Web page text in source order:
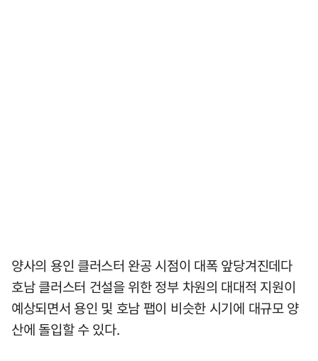
양사의 용인 클러스터 완공 시점이 대폭 앞당겨진데다
호남 클러스터 건설을 위한 정부 차원의 대대적 지원이
예상되면서 용인 및 호남 팹이 비슷한 시기에 대규모 양
산에 돌입할 수 있다.